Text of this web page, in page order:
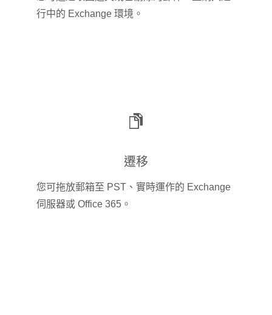
行中的 Exchange 環境。
遷移
您可拖放郵箱至 PST、實時運作的 Exchange
伺服器或 Office 365。